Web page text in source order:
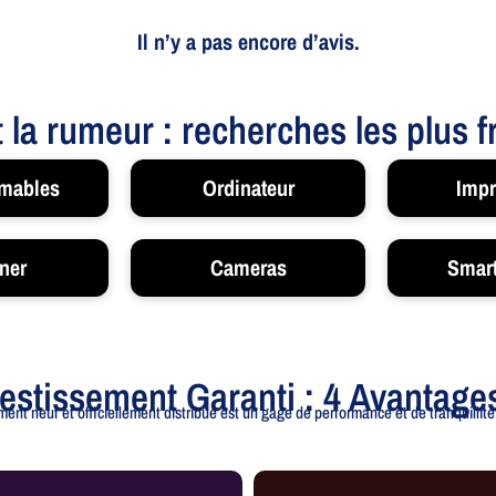
Il n’y a pas encore d’avis.
rumeur : recherches les plus
Ordinateur
Cameras
Garanti : 4
neuf et officiellement distribué est un gage de performance et de